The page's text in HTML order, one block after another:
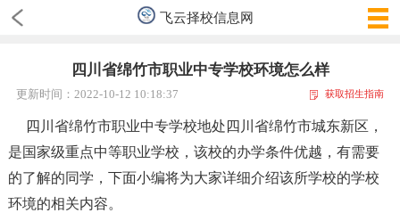
飞云择校信息网
四川省绵竹市职业中专学校环境怎么样
更新时间：2022-10-12 10:18:37 获取招生指南
四川省绵竹市职业中专学校地处四川省绵竹市城东新区，
是国家级重点中等职业学校，该校的办学条件优越，有需要
的了解的同学，下面小编将为大家详细介绍该所学校的学校
环境的相关内容。